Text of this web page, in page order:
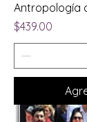
Antropología
Precio
$439.00